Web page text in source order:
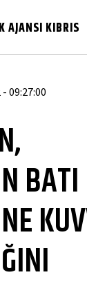
AJANSI KIBRIS
09:27:00
BATI